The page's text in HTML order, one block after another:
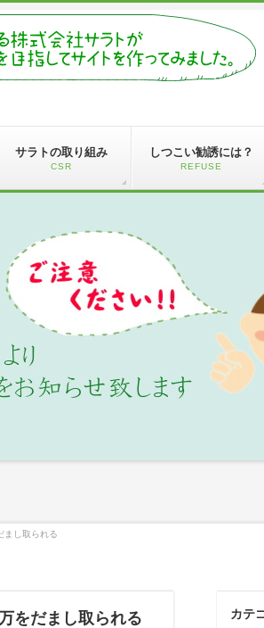
サラトの取り組み
CSR
しつこい勧誘には？
REFUSE
まし取られる
をだまし取られる カテ